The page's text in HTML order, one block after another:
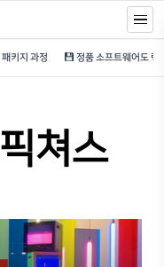
1+1=180일 패키지 과정
쳐스